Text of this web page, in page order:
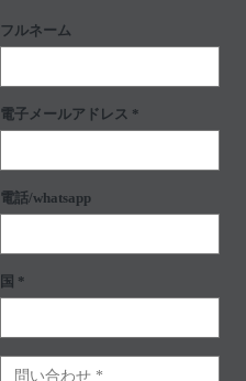
フルネーム
電子メールアドレス *
電話/whatsapp
国 *